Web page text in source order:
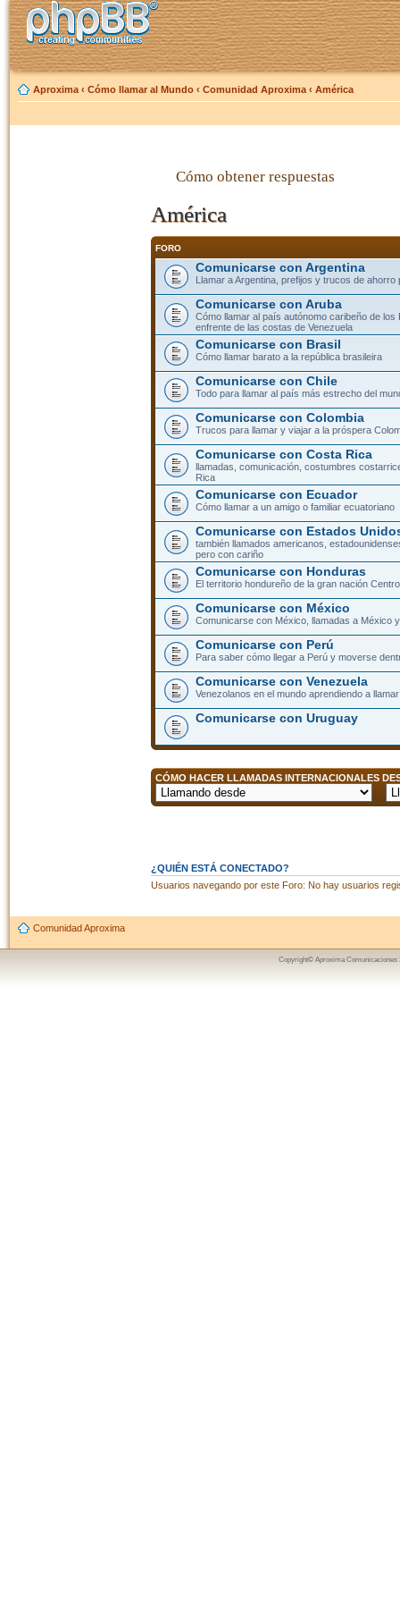
Aproxima ‹ Cómo llamar al Mundo ‹ Comunidad Aproxima ‹ América
Cómo obtener respuestas
América
FORO
Comunicarse con Argentina
Llamar a Argentina, prefijos y trucos de ahorro
Comunicarse con Aruba
Cómo llamar al país autónomo caribeño de los
enfrente de las costas de Venezuela
Comunicarse con Brasil
Cómo llamar barato a la república brasileira
Comunicarse con Chile
Todo para llamar al país más estrecho del
Comunicarse con Colombia
Trucos para llamar y viajar a la próspera
Comunicarse con Costa Rica
llamadas, comunicación, costumbres
Rica
Comunicarse con Ecuador
Cómo llamar a un amigo o familiar ecuatoriano
Comunicarse con Estados
también llamados americanos,
pero con cariño
Comunicarse con Honduras
El territorio hondureño de la gran nación
Comunicarse con México
Comunicarse con México, llamadas a México
Comunicarse con Perú
Para saber cómo llegar a Perú y moverse
Comunicarse con Venezuela
Venezolanos en el mundo aprendiendo a
Comunicarse con Uruguay
CÓMO HACER LLAMADAS INTERNACIONALES
¿QUIÉN ESTÁ CONECTADO?
Usuarios navegando por este Foro: No hay usuarios
Comunidad Aproxima
Copyright© Aproxima Comunicaciones